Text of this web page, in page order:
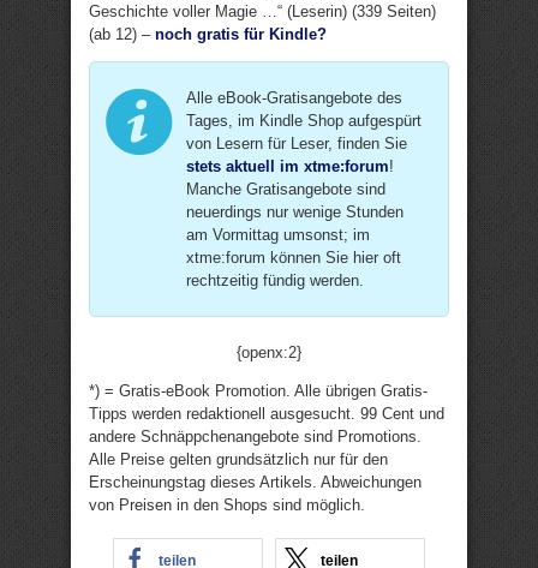
Geschichte voller Magie …“ (Leserin) (339 Seiten)
(ab 12) – noch gratis für Kindle?
Alle eBook-Gratisangebote des
Tages, im Kindle Shop aufgespürt
von Lesern für Leser, finden Sie
stets aktuell im xtme:forum!
Manche Gratisangebote sind
neuerdings nur wenige Stunden
am Vormittag umsonst; im
xtme:forum können Sie hier oft
rechtzeitig fündig werden.
{openx:2}
*) = Gratis-eBook Promotion. Alle übrigen Gratis-
Tipps werden redaktionell ausgesucht. 99 Cent und
andere Schnäppchenangebote sind Promotions.
Alle Preise gelten grundsätzlich nur für den
Erscheinungstag dieses Artikels. Abweichungen
von Preisen in den Shops sind möglich.
teilen teilen